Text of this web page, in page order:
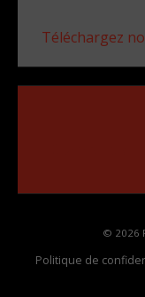
Téléchargez
© 2026
Politique de